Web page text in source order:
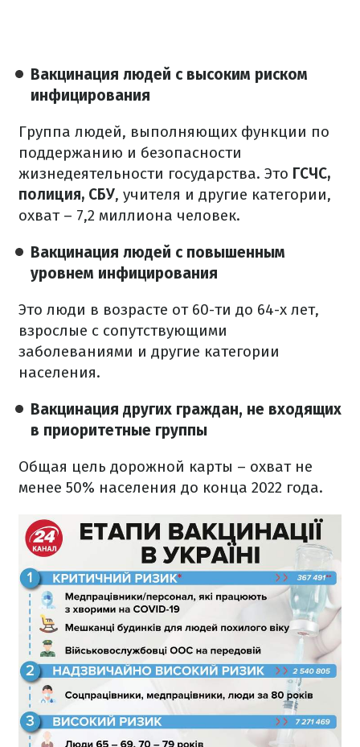
Вакцинация людей с высоким риском
инфицирования
Группа людей, выполняющих функции по
поддержанию и безопасности
жизнедеятельности государства. Это ГСЧС,
полиция, СБУ, учителя и другие категории,
охват – 7,2 миллиона человек.
Вакцинация людей с повышенным
уровнем инфицирования
Это люди в возрасте от 60-ти до 64-х лет,
взрослые с сопутствующими
заболеваниями и другие категории
населения.
Вакцинация других граждан, не входящих
в приоритетные группы
Общая цель дорожной карты – охват не
менее 50% населения до конца 2022 года.